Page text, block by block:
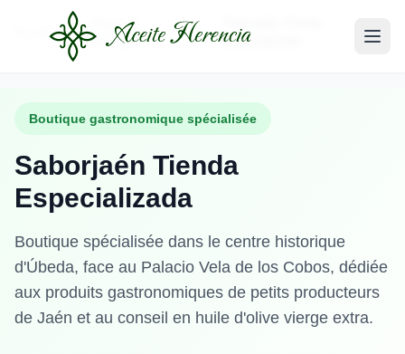
Accueil
Magasins
physiques
Especializada
Boutique gastronomique spécialisée
Saborjaén Tienda
Especializada
Boutique spécialisée dans le centre historique
d'Úbeda, face au Palacio Vela de los Cobos, dédiée
aux produits gastronomiques de petits producteurs
de Jaén et au conseil en huile d'olive vierge extra.